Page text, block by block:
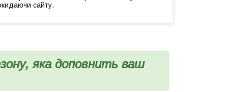
сайту.
яка доповнить ваш